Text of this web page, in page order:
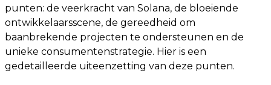
punten: de veerkracht van Solana, de bloeiende
ontwikkelaarsscene, de gereedheid om
baanbrekende projecten te ondersteunen en de
unieke consumentenstrategie. Hier is een
gedetailleerde uiteenzetting van deze punten.